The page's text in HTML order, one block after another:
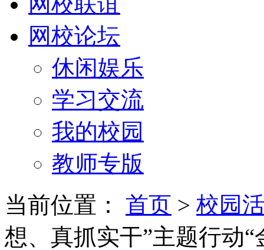
网校论坛
休闲娱乐
学习交流
我的校园
教师专版
当前位置： 首页 > 校园
想、真抓实干”主题行动